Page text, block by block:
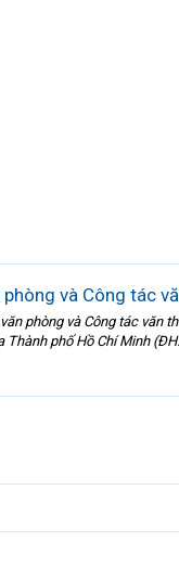
và Công tác
phòng và Công tác
phố Hồ Chí Minh